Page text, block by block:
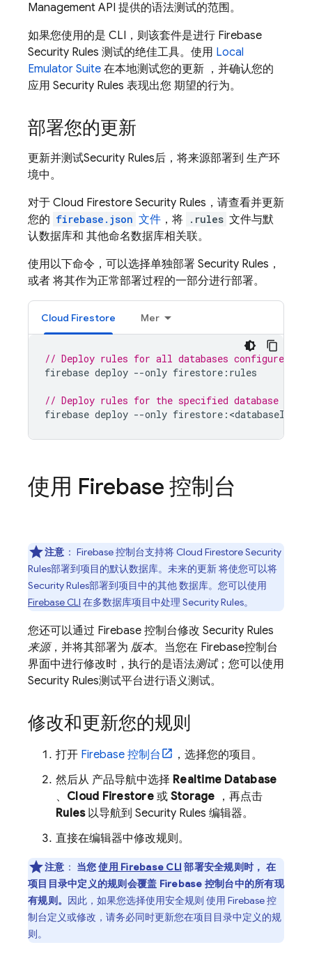
Management API 提供的语法测试的范围。
如果您使用的是 CLI，则该套件是进行 Firebase
Security Rules 测试的绝佳工具。使用 Local
Emulator Suite 在本地测试您的更新 ，并确认您的
应用 Security Rules 表现出您 期望的行为。
部署您的更新
更新并测试Security Rules后，将来源部署到 生产环
境中。
对于 Cloud Firestore Security Rules ，请查看并更新
您的 firebase.json 文件 ，将 .rules 文件与默
认数据库和 其他命名数据库相关联。
使用以下命令，可以选择单独部署 Security Rules ，
或者 将其作为正常部署过程的一部分进行部署。
Cloud Firestore Mer
// Deploy rules for all databases configured in
firebase deploy --only firestore : rules
// Deploy rules for the specified database
firebase deploy --only firestore : <databaseId
使用 Firebase 控制台
注意 ： Firebase控制台支持将 Cloud FirestoreSecurity
Rules部署到项目的默认数据库。未来的更新 将使您可以将
Security Rules部署到项目中的其他 数据库。您可以使用
Firebase CLI 在多数据库项目中处理 Security Rules。
您还可以通过 Firebase 控制台修改 Security Rules
来源，并将其部署为 版本。当您在 Firebase控制台
界面中进行修改时，执行的是语法测试；您可以使用
Security Rules测试平台进行语义测试。
修改和更新您的规则
打开 Firebase 控制台
，选择您的项目。
然后从 产品导航中选择 Realtime Database
、 Cloud Firestore或 Storage ，再点击
Rules以导航到Security Rules 编辑器。
直接在编辑器中修改规则。
注意 ： 当您使用 Firebase CLI 部署安全规则时， 在
项目目录中定义的规则会覆盖 Firebase 控制台中的所有现
有规则。 因此，如果您选择使用安全规则 使用 Firebase控
制台定义或修改，请务必同时更新您在项目目录中定义的规
则。